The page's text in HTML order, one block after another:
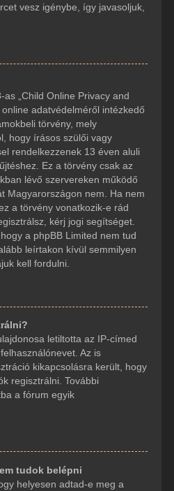
vesz igénybe, így javasoljuk,
as „Child Online Privacy and
adatvédelméről intézkedő
törvény, mely
hogy írásos szülői vagy
rendelkezzenek 13 éven aluli
Ez a törvény csak az
lévő szervereken működő
Magyarországon nem. Ha nem
a törvény vonatkozik-e rád
kérj jogi segítséget.
a phpBB Limited nem tud
leírtakon kívül semmilyen
kell fordulni.
letiltotta az IP-címed
Az is
kikapcsolásra került, hogy
regisztrálni. További
a fórum egyik
tudok belépni
helyesen adtad-e meg a